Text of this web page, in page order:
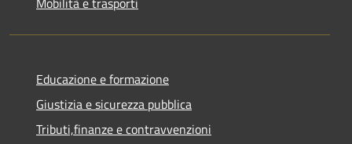
Educazione e formazione
Giustizia e sicurezza pubblica
Tributi,finanze e contravvenzioni